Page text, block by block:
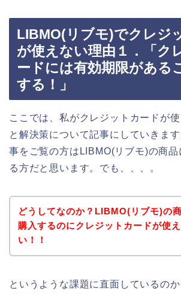
LIBMO(リブモ)でクレジ
が使えない理由１．「ク
ードには有効期限がある
する！」
ここでは、私がクレジットカードが
と解決策について記事にしていきま
事をご覧の方はLIBMO(リブモ)の商
る方だと思います。でも、、、。
どうしてなのか？LIBMO(リブモ)の
購入するのにクレジットカードが使
い！！
というような課題に直面しているのか